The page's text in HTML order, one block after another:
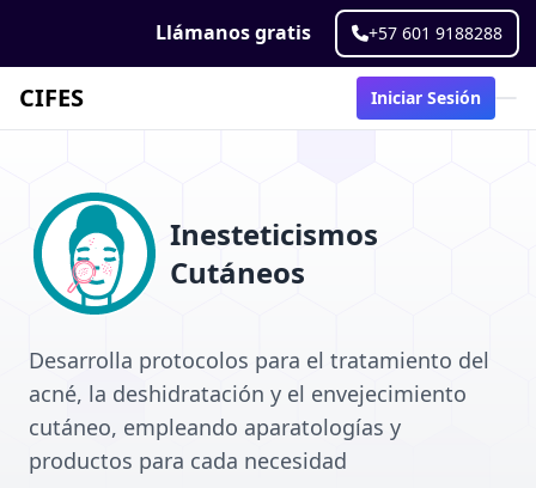
Llámanos gratis +57 601 9188288
CIFES Iniciar Sesión
Inesteticismos
Cutáneos
Desarrolla protocolos para el tratamiento del
acné, la deshidratación y el envejecimiento
cutáneo, empleando aparatologías y
productos para cada necesidad